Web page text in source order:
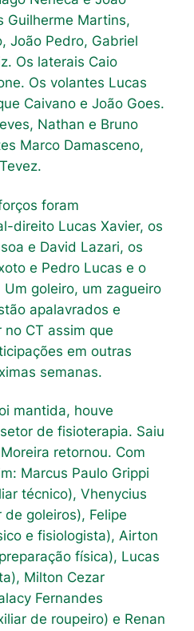
Guilherme Martins,
João Pedro, Gabriel
Os laterais Caio
Os volantes Lucas
Caivano e João Goes.
Nathan e Bruno
Marco Damasceno,
foram
direito Lucas Xavier, os
e David Lazari, os
e Pedro Lucas e o
goleiro, um zagueiro
apalavrados e
CT assim que
em outras
semanas.
mantida, houve
de fisioterapia. Saiu
retornou. Com
Marcus Paulo Grippi
técnico), Vhenycius
goleiros), Felipe
e fisiologista), Airton
física), Lucas
Milton Cezar
Fernandes
de roupeiro) e Renan